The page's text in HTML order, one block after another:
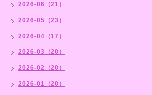
2026-06（21）
2026-05（23）
2026-04（17）
2026-03（20）
2026-02（20）
2026-01（20）